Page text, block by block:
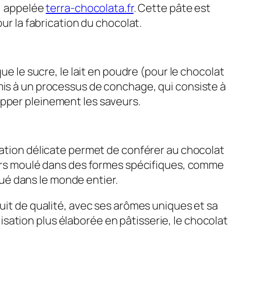
appeléeterra-chocolata.fr. Cette pâte est
la fabrication du chocolat.
le sucre, le lait en poudre (pour le chocolat
à un processus de conchage, qui consiste à
pleinement les saveurs.
délicate permet de conférer au chocolat
moulé dans des formes spécifiques, comme
dans le monde entier.
de qualité, avec ses arômes uniques et sa
plus élaborée en pâtisserie, le chocolat